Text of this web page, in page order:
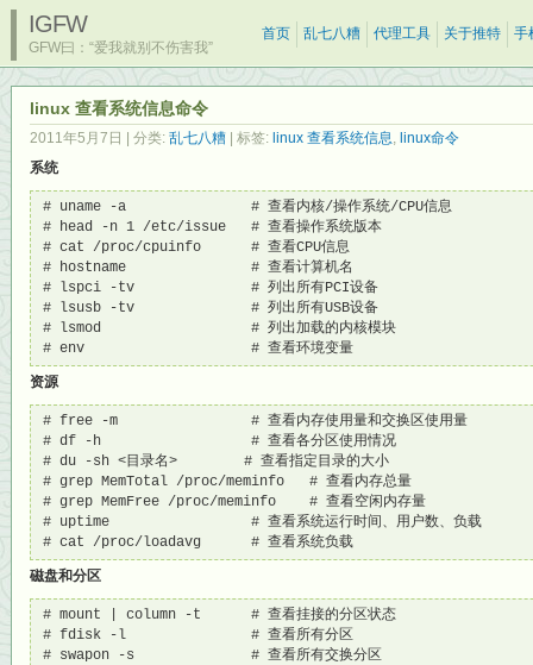
IGFW
GFW曰：“爱我就别不伤害我”
首页 乱七八糟 代理工具 关于推特 手
linux 查看系统信息命令
2011年5月7日 | 分类: 乱七八糟 | 标签: linux 查看系统信息, linux命令
系统
# uname -a               # 查看内核/操作系统/CPU信息
# head -n 1 /etc/issue   # 查看操作系统版本
# cat /proc/cpuinfo      # 查看CPU信息
# hostname               # 查看计算机名
# lspci -tv              # 列出所有PCI设备
# lsusb -tv              # 列出所有USB设备
# lsmod                  # 列出加载的内核模块
# env                    # 查看环境变量
资源
# free -m                # 查看内存使用量和交换区使用量
# df -h                  # 查看各分区使用情况
# du -sh <目录名>        # 查看指定目录的大小
# grep MemTotal /proc/meminfo   # 查看内存总量
# grep MemFree /proc/meminfo    # 查看空闲内存量
# uptime                 # 查看系统运行时间、用户数、负载
# cat /proc/loadavg      # 查看系统负载
磁盘和分区
# mount | column -t      # 查看挂接的分区状态
# fdisk -l               # 查看所有分区
# swapon -s              # 查看所有交换分区